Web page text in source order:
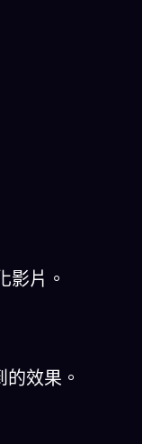
影片。
效果。